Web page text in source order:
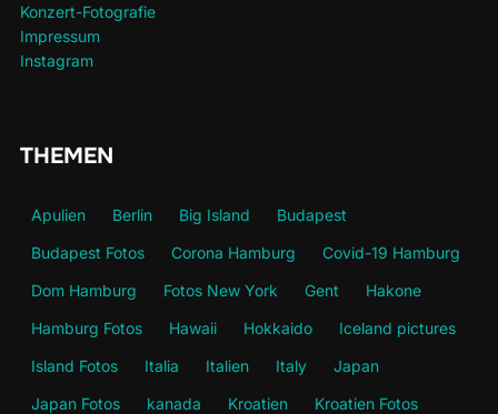
Konzert-Fotografie
Impressum
Instagram
THEMEN
Apulien Berlin Big Island
Budapest
Budapest Fotos
Corona Hamburg
Covid-19 Hamburg
Dom Hamburg
Fotos New York Gent
Hakone
Hamburg Fotos
Hawaii Hokkaido
Iceland pictures
Island Fotos
Italia Italien Italy
Japan
Japan Fotos
kanada Kroatien
Kroatien Fotos